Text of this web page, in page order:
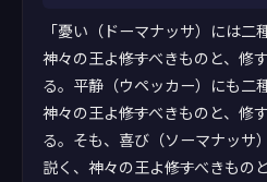
「憂い（ドーマナッサ）には二
神々の王よ――修すべきものと、
る。平静（ウペッカー）にも二
神々の王よ――修すべきものと、
る。そも、喜び（ソーマナッサ
説く、神々の王よ――修すべきも